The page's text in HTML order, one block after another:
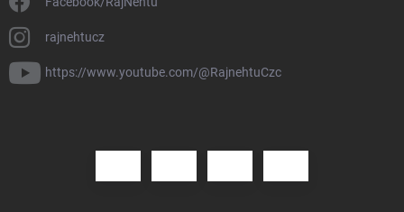
rajnehtucz
https://www.youtube.com/@RajnehtuCzc